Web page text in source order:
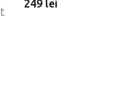
249 lei